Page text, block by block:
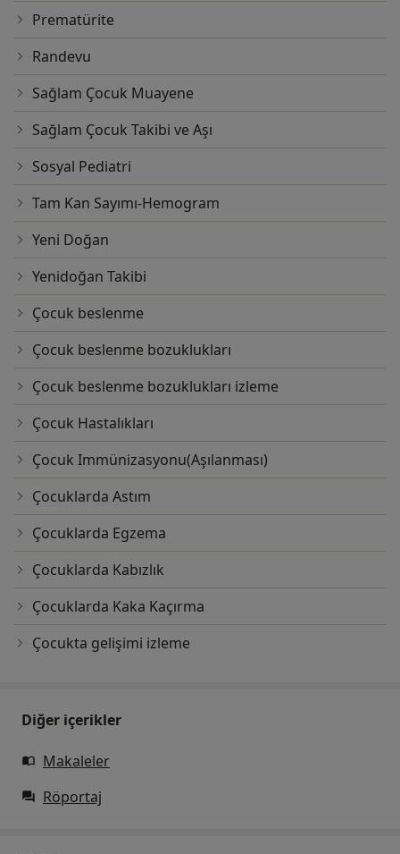
Prematürite
Randevu
Sağlam Çocuk Muayene
Sağlam Çocuk Takibi ve Aşı
Sosyal Pediatri
Tam Kan Sayımı-Hemogram
Yeni Doğan
Yenidoğan Takibi
Çocuk beslenme
Çocuk beslenme bozuklukları
Çocuk beslenme bozuklukları izleme
Çocuk Hastalıkları
Çocuk Immünizasyonu(Aşılanması)
Çocuklarda Astım
Çocuklarda Egzema
Çocuklarda Kabızlık
Çocuklarda Kaka Kaçırma
Çocukta gelişimi izleme
Diğer içerikler
Makaleler
Röportaj